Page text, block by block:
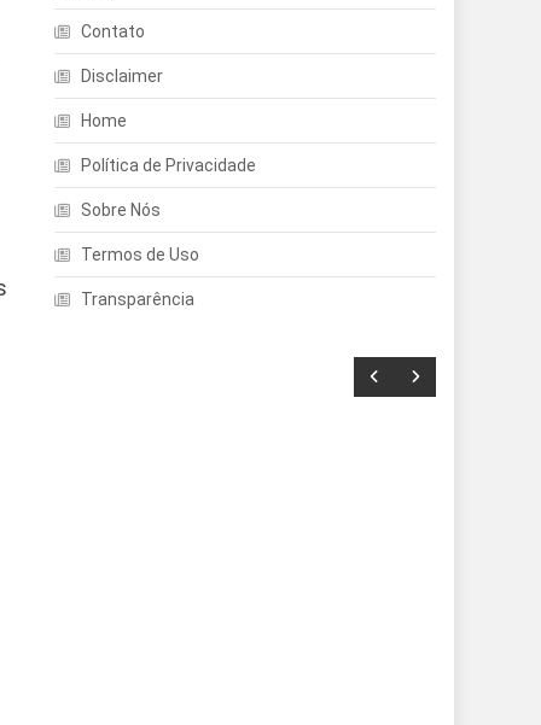
Contato
Disclaimer
Home
Política de Privacidade
Sobre Nós
Termos de Uso
Transparência